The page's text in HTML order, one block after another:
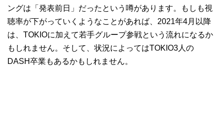
ングは「発表前日」だったという噂があります。もしも視
聴率が下がっていくようなことがあれば、2021年4月以降
は、TOKIOに加えて若手グループ参戦という流れになるか
もしれません。そして、状況によってはTOKIO3人の
DASH卒業もあるかもしれません。